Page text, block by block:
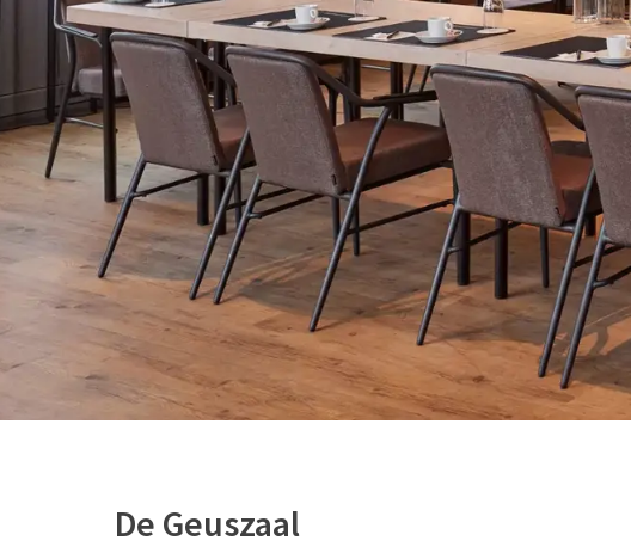
De Geuszaal